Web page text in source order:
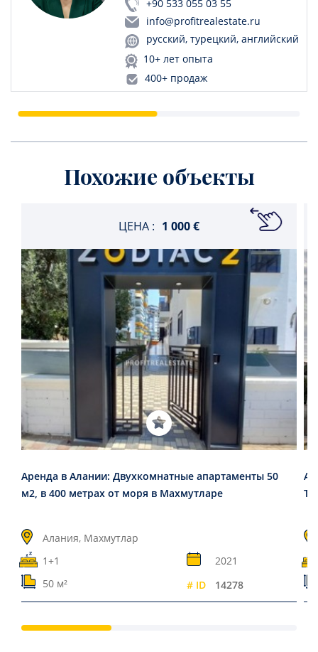
+90 533 055 03 55
info@profitrealestate.ru
русский, турецкий, английский
10+ лет опыта
400+ продаж
Похожие объекты
ЦЕНА : 1 000 €
Аренда в Алании: Двухкомнатные апартаменты 50
м2, в 400 метрах от моря в Махмутларе
Алания, Махмутлар
1+1
2021
50 м²
# ID 14278